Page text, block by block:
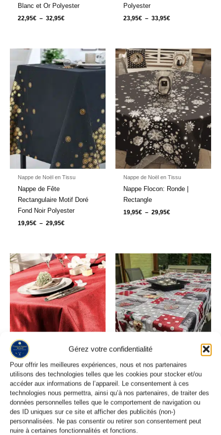
Gérez votre confidentialité
Pour offrir les meilleures expériences, nous et nos partenaires
utilisons des technologies telles que les cookies pour stocker et/ou
accéder aux informations de l’appareil. Le consentement à ces
technologies nous permettra, ainsi qu’à nos partenaires, de traiter des
données personnelles telles que le comportement de navigation ou
des ID uniques sur ce site et afficher des publicités (non-)
personnalisées. Ne pas consentir ou retirer son consentement peut
nuire à certaines fonctionnalités et fonctions.
Blanc et Or Polyester
22,95€ – 32,95€
Polyester
23,95€ – 33,95€
Nappe de Noël en Tissu
Nappe de Fête
Rectangulaire Motif Doré
Fond Noir Polyester
19,95€ – 29,95€
Plage
de
prix :
19,95€
Nappe de Noël en Tissu
Nappe Flocon: Ronde |
Rectangle
19,95€ – 29,95€
Plage
de
prix :
19,95€
à
29,95€
Nappe de Noël en Tissu
Nappe de Fête
Rectangulaire Fond Rouge
Pailleté Polyester
28,95€ – 38,95€
Plage
de
prix :
28,95€
à
38,95€
Nappe de Noël en Tissu
Nappe de Noël : Motif à
Pois
14,95 19,95
Plage
de
prix :
14,95€
à
19,95€